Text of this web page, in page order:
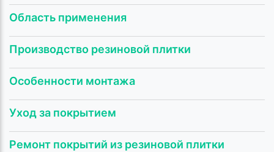
Область применения
Производство резиновой плитки
Особенности монтажа
Уход за покрытием
Ремонт покрытий из резиновой плитки